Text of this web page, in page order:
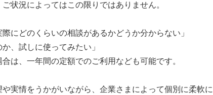
状況によってはこの限りではありません。
にどのくらいの相談があるかどうか分からない」
、試しに使ってみたい」
は、一年間の定額でのご利用なども可能です。
実情をうかがいながら、企業さまによって個別に柔軟に